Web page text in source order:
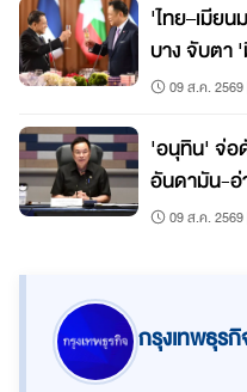
'ไทย–เมียน
บาง จับตา
09 ส.ค. 2569
'อนุทิน' จ่อ
อันดามัน-อ่
09 ส.ค. 2569
กรุงเทพธุร